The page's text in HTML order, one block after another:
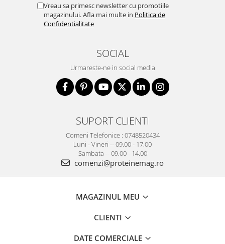
Vreau sa primesc newsletter cu promotiile
magazinului. Afla mai multe in Politica de
Confidentialitate
SOCIAL
Urmareste-ne in social media
SUPORT CLIENTI
Comeni Telefonice : 0748520434
Luni - Vineri -- 09.00 - 17.00
Sambata -- 09.00 - 14.00
comenzi@proteinemag.ro
MAGAZINUL MEU
CLIENTI
DATE COMERCIALE